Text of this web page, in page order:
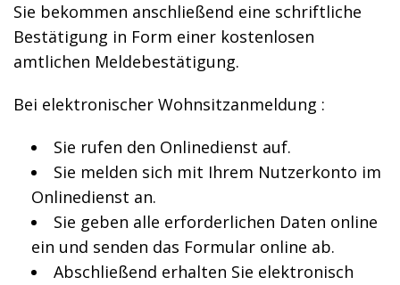
Sie bekommen anschließend eine schriftliche
Bestätigung in Form einer kostenlosen
amtlichen Meldebestätigung.
Bei elektronischer Wohnsitzanmeldung :
Sie rufen den Onlinedienst auf.
Sie melden sich mit Ihrem Nutzerkonto im
Onlinedienst an.
Sie geben alle erforderlichen Daten online
ein und senden das Formular online ab.
Abschließend erhalten Sie elektronisch